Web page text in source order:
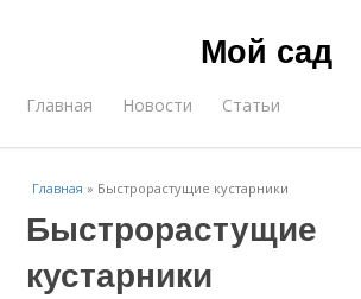
Мой сад
Главная Новости Статьи
Главная » Быстрорастущие кустарники
Быстрорастущие
кустарники